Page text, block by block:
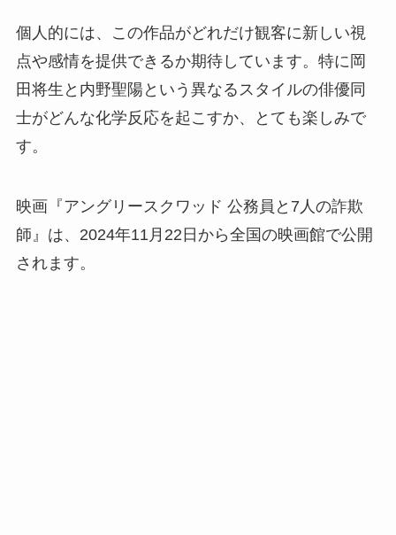
個人的には、この作品がどれだけ観客に新しい視
点や感情を提供できるか期待しています。特に岡
田将生と内野聖陽という異なるスタイルの俳優同
士がどんな化学反応を起こすか、とても楽しみで
す。
映画『アングリースクワッド 公務員と7人の詐欺
師』は、2024年11月22日から全国の映画館で公開
されます。